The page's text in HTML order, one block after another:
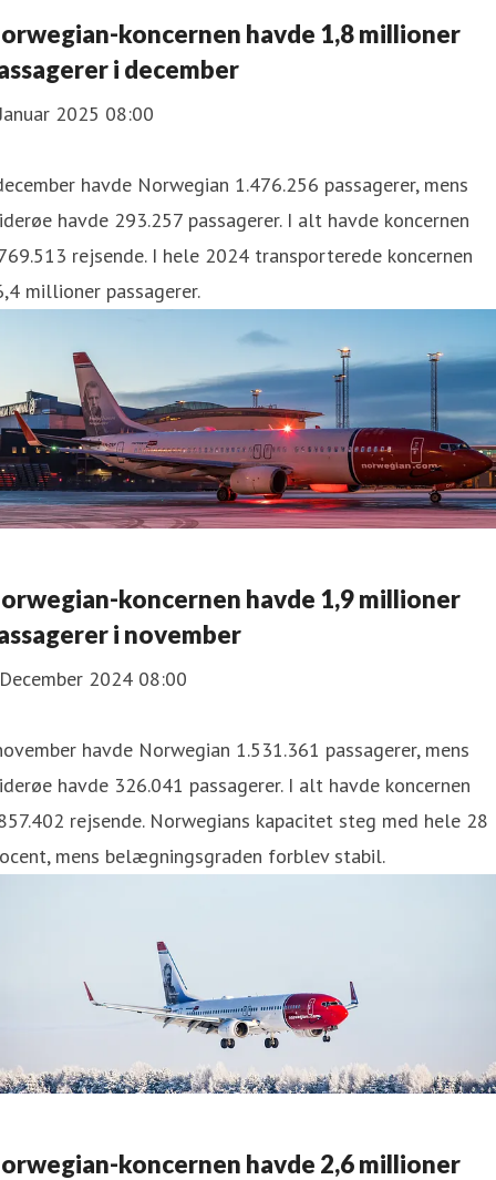
koncernen havde 1,8 millioner
i december
2025 08:00
havde Norwegian 1.476.256 passagerer, mens
havde 293.257 passagerer. I alt havde koncernen
rejsende. I hele 2024 transporterede koncernen
millioner passagerer.
koncernen havde 1,9 millioner
i november
2024 08:00
havde Norwegian 1.531.361 passagerer, mens
havde 326.041 passagerer. I alt havde koncernen
rejsende. Norwegians kapacitet steg med hele 28
mens belægningsgraden forblev stabil.
koncernen havde 2,6 millioner